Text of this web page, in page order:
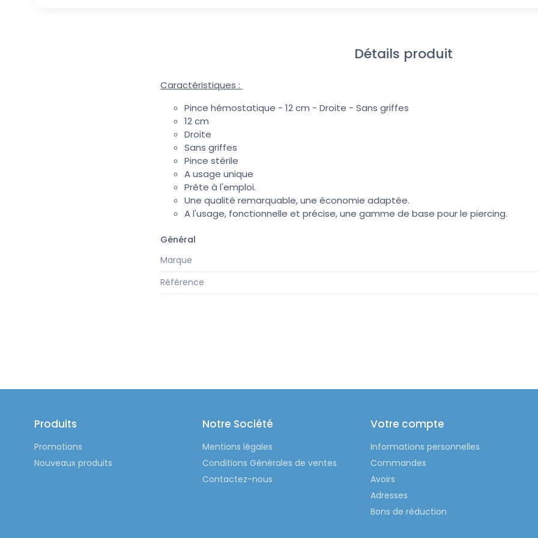
Détails produit
Caractéristiques :
Pince hémostatique - 12 cm - Droite - Sans griffes
12 cm
Droite
Sans griffes
Pince stérile
A usage unique
Prête à l'emploi.
Une qualité remarquable, une économie adaptée.
A l'usage, fonctionnelle et précise, une gamme de base pour le piercing.
Général
Marque
Référence
Produits
Promotions
Nouveaux produits
Notre Société
Mentions légales
Conditions Générales de ventes
Contactez-nous
Votre compte
Informations personnelles
Commandes
Avoirs
Adresses
Bons de réduction